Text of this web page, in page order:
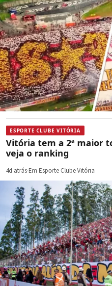
ESPORTE CLUBE VITÓRIA
Vitória tem a 2ª maior
veja o ranking
4d atrás·Em Esporte Clube Vitória